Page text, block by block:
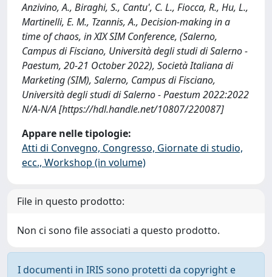
Anzivino, A., Biraghi, S., Cantu', C. L., Fiocca, R., Hu, L.,
Martinelli, E. M., Tzannis, A., Decision-making in a
time of chaos, in XIX SIM Conference, (Salerno,
Campus di Fisciano, Università degli studi di Salerno -
Paestum, 20-21 October 2022), Società Italiana di
Marketing (SIM), Salerno, Campus di Fisciano,
Università degli studi di Salerno - Paestum 2022:2022
N/A-N/A [https://hdl.handle.net/10807/220087]
Appare nelle tipologie:
Atti di Convegno, Congresso, Giornate di studio,
ecc., Workshop (in volume)
File in questo prodotto:
Non ci sono file associati a questo prodotto.
I documenti in IRIS sono protetti da copyright e